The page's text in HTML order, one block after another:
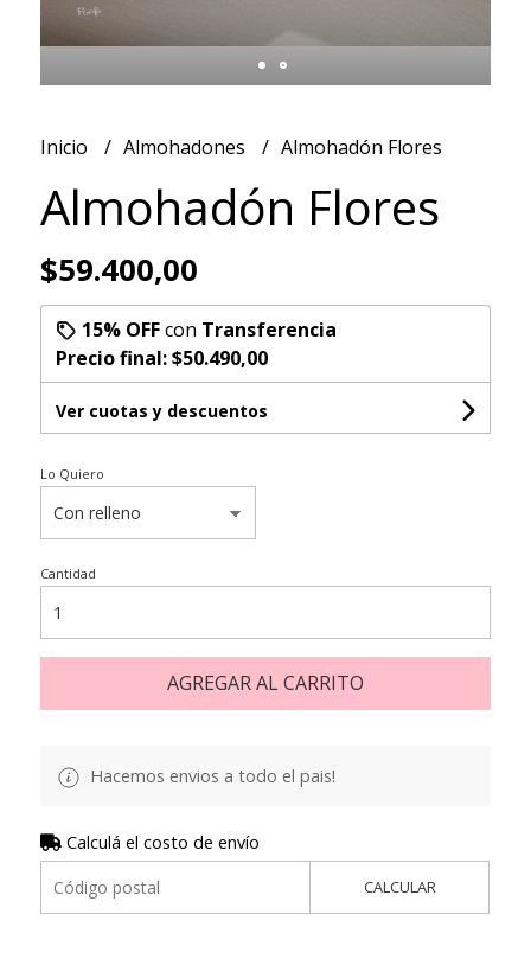
Inicio Almohadones Almohadón Flores
Almohadón Flores
$59.400,00
15% OFFcon Transferencia
Precio final:$50.490,00
Ver cuotas y descuentos
Lo Quiero
Cantidad
AGREGAR AL CARRITO
Hacemos envios a todo el pais!
Calculá el costo de envío
CALCULAR